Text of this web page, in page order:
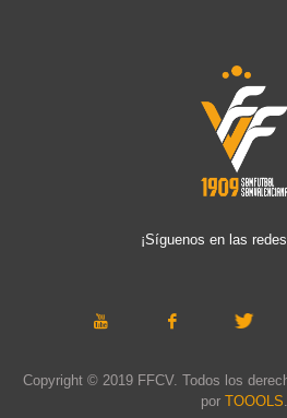
¡Síguenos en las
Copyright © 2019 FFCV. Todos los
por TOOOLS